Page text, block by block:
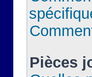
Pièces